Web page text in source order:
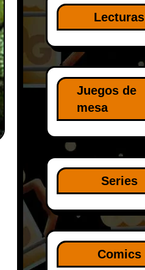
Lecturas
Juegos de
mesa
Series
Comics